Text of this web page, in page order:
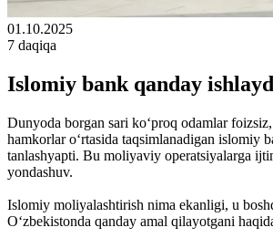
01.10.2025
7 daqiqa
Islomiy bank qanday
Dunyoda borgan sari ko‘proq odamlar
hamkorlar o‘rtasida taqsimlanadigan islomiy
tanlashyapti. Bu moliyaviy operatsiyalarga
yondashuv.
Islomiy moliyalashtirish nima ekanligi, u
O‘zbekistonda qanday amal qilayotgani